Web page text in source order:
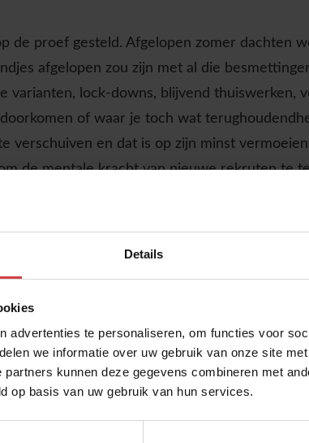
Details
advertenties te personaliseren, om functies voor
we informatie over uw gebruik van onze site
kunnen deze gegevens combineren met
op basis van uw gebruik van hun services.
de proef gesteld. Afgelopen zomer dachten
afgelopen zou zijn met al die
varianten, lock-downs, blijvend thuiswerken,
of waar je toch wat
verschuiven en dat is op zijn minst
de mentale kracht van nieuwe rekruten te
om zich nog een keer op te laden.
dit moment toch? We willen jullie daarom
om niet steeds naar de finishlijn te
Kan je eens kijken naar je talenten en hoe je
Hoe voel ik mij daarbij?